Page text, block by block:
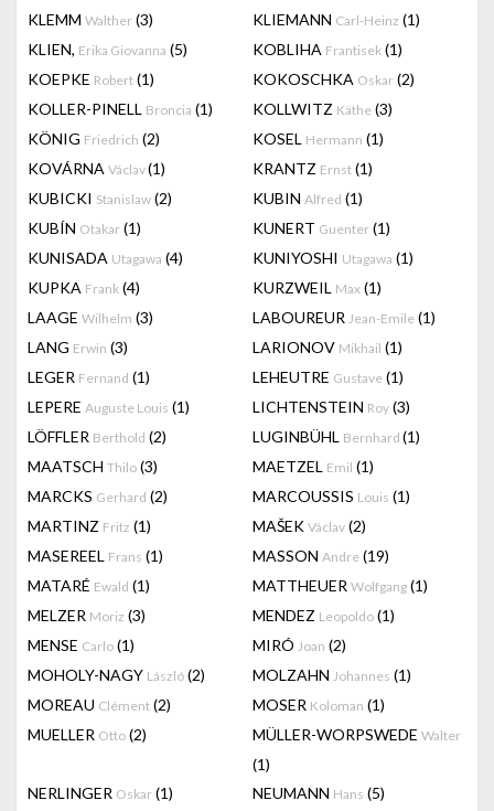
KLEMM Walther (3) KLIEMANN Carl-Heinz (1)
KLIEN, Erika Giovanna (5) KOBLIHA Frantisek (1)
KOEPKE Robert (1) KOKOSCHKA Oskar (2)
KOLLER-PINELL Broncia (1) KOLLWITZ Käthe (3)
KÖNIG Friedrich (2) KOSEL Hermann (1)
KOVÁRNA Václav(1) KRANTZ Ernst (1)
KUBICKI Stanislaw (2) KUBIN Alfred (1)
KUBÍN Otakar (1) KUNERT Guenter (1)
KUNISADA Utagawa (4) KUNIYOSHI Utagawa (1)
KUPKA Frank (4) KURZWEIL Max (1)
LAAGE Wilhelm (3) LABOUREUR Jean-Emile (1)
LANG Erwin (3) LARIONOV Mikhail (1)
LEGER Fernand (1) LEHEUTRE Gustave (1)
LEPERE Auguste Louis (1) LICHTENSTEIN Roy (3)
LÖFFLER Berthold (2) LUGINBÜHL Bernhard (1)
MAATSCH Thilo (3) MAETZEL Emil (1)
MARCKS Gerhard (2) MARCOUSSIS Louis (1)
MARTINZ Fritz (1) MAŠEK Václav (2)
MASEREEL Frans (1) MASSON Andre (19)
MATARÉ Ewald (1) MATTHEUER Wolfgang (1)
MELZER Moriz (3) MENDEZ Leopoldo (1)
MENSE Carlo (1) MIRÓ Joan (2)
MOHOLY-NAGY László (2) MOLZAHN Johannes (1)
MOREAU Clément (2) MOSER Koloman (1)
MUELLER Otto (2) MÜLLER-WORPSWEDE Walter
(1)
NERLINGER Oskar (1) NEUMANN Hans (5)